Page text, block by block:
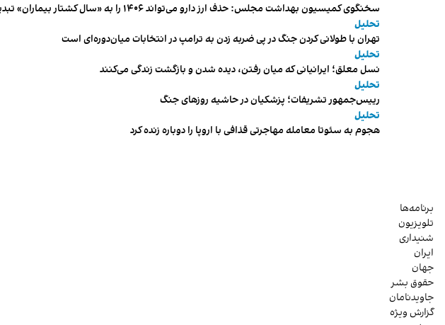
سخنگوی کمیسیون بهداشت مجلس: حذف ارز دارو می‌تواند ۱۴۰۶ را به «سال کشتار بیماران» تبدیل کند
تحلیل
تهران با طولانی کردن جنگ در پی ضربه زدن به ترامپ در انتخابات میان‌دوره‌ای است
تحلیل
نسل معلق؛ ایرانیانی که میان رفتن، دیده شدن و بازگشت زندگی می‌کنند
تحلیل
رییس‌جمهور تشریفات؛ پزشکیان در حاشیه روزهای جنگ
تحلیل
هجوم به سئوتا معامله مهاجرتی قذافی با اروپا را دوباره زنده کرد
برنامه‌ها
تلویزیون
شنیداری
ایران
جهان
حقوق بشر
جاویدنامان
گزارش ویژه